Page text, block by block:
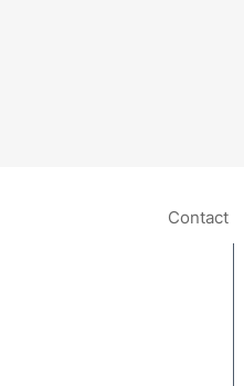
Contact